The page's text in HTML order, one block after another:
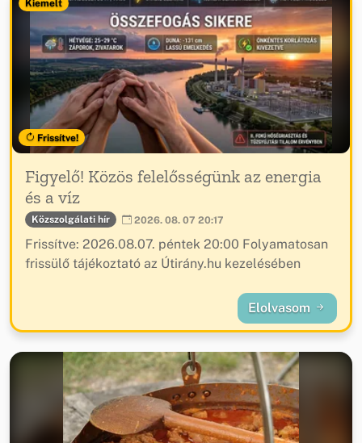
Kiemelt
Frissítve!
Figyelő! Közös felelősségünk az energia
és a víz
Közszolgálati hír 2026. 08. 07 20:17
Frissítve: 2026.08.07. péntek 20:00 Folyamatosan
frissülő tájékoztató az Útirány.hu kezelésében
Elolvasom